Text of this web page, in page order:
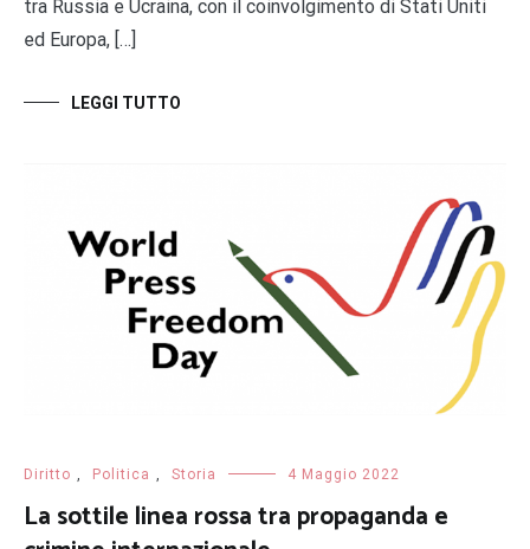
tra Russia e Ucraina, con il coinvolgimento di Stati Uniti
ed Europa, […]
LEGGI TUTTO
Diritto , Politica , Storia 4 Maggio 2022
La sottile linea rossa tra propaganda e